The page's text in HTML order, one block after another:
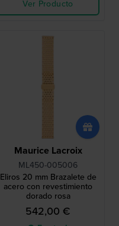
Ver Producto
Maurice Lacroix
ML450-005006
Eliros 20 mm Brazalete de
acero con revestimiento
dorado rosa
542,00 €